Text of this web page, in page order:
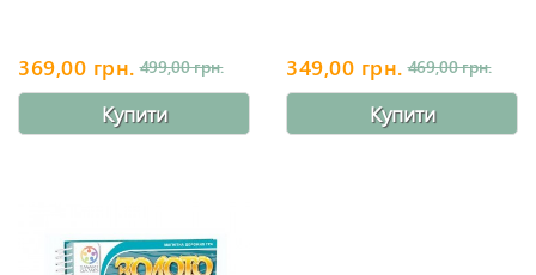
369,00 грн. 499,00 грн.
Купити
349,00 грн. 469,00 грн.
Купити